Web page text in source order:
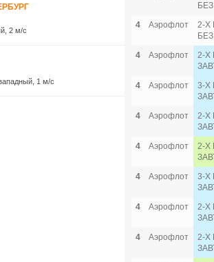
2 м/с
1 м/с
4
Аэрофлот
2-Х
4
Аэрофлот
2-Х
4
Аэрофлот
3-Х
4
Аэрофлот
2-Х
4
Аэрофлот
2-Х
4
Аэрофлот
3-Х
4
Аэрофлот
2-Х
4
Аэрофлот
2-Х